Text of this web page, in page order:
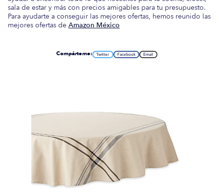
sala de estar y más con precios amigables para tu presupuesto.
Para ayudarte a conseguir las mejores ofertas, hemos reunido las
mejores ofertas de Amazon México
Compárteme: Twitter Facebook Email